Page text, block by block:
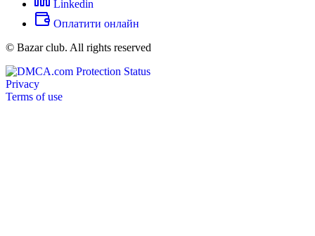
Linkedin
Оплатити онлайн
© Bazar club. All rights reserved
Privacy
Terms of use